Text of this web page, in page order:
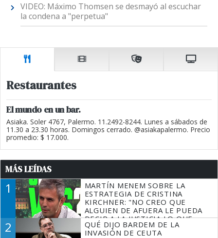
VIDEO: Máximo Thomsen se desmayó al escuchar
la condena a "perpetua"
Restaurantes
El mundo en un bar.
Asiaka. Soler 4767, Palermo. 11.2492-8244. Lunes a sábados de
11.30 a 23.30 horas. Domingos cerrado. @asiakapalermo. Precio
promedio: $ 17.000.
MÁS LEÍDAS
1
MARTÍN MENEM SOBRE LA
ESTRATEGIA DE CRISTINA
KIRCHNER: "NO CREO QUE
ALGUIEN DE AFUERA LE PUEDA
DECIR A LA JUSTICIA LO QUE
TIENE QUE HACER"
2
QUÉ DIJO BARDEM DE LA
INVASIÓN DE CEUTA